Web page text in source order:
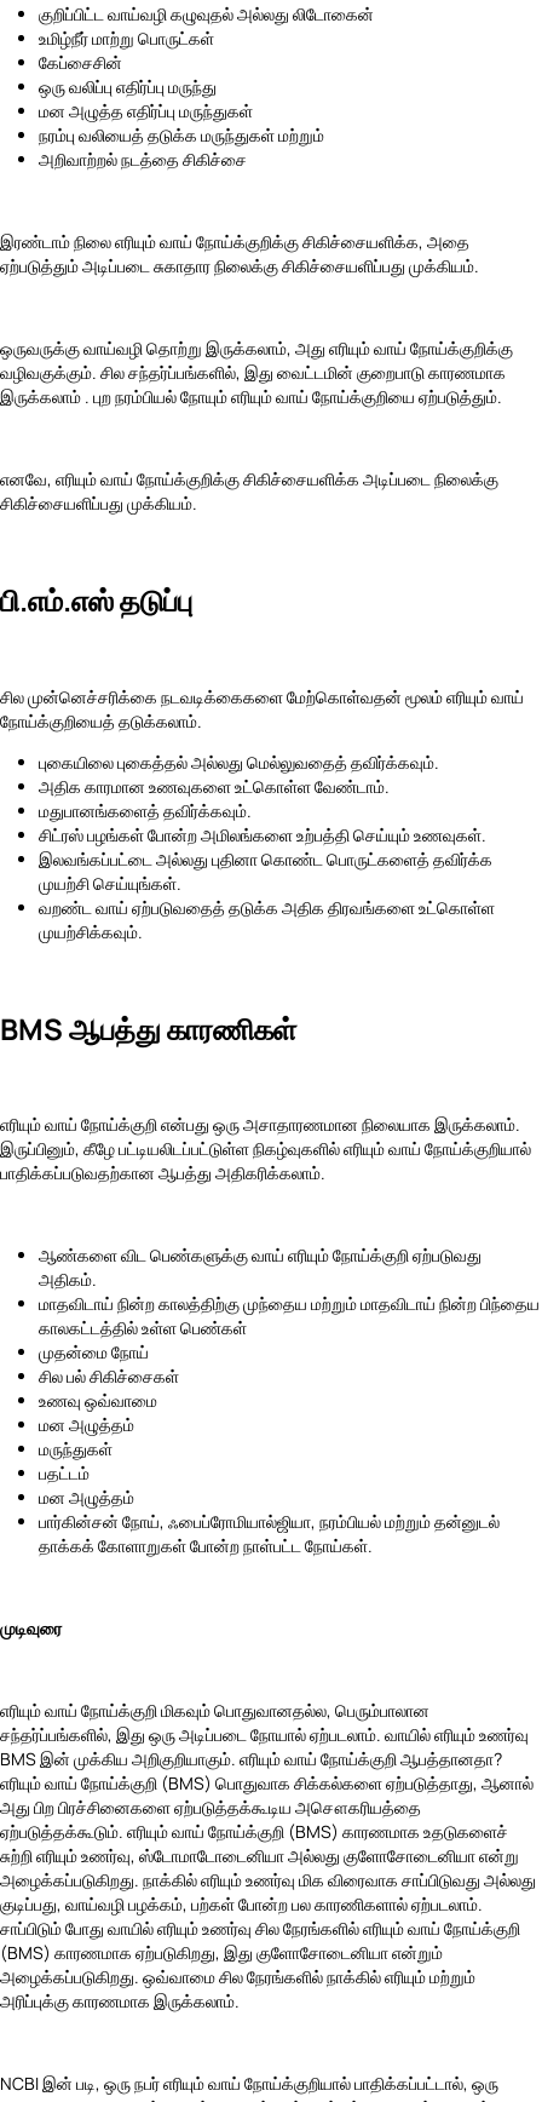
குறிப்பிட்ட வாய்வழி கழுவுதல் அல்லது லிடோகைன்
உமிழ்நீர் மாற்று பொருட்கள்
கேப்சைசின்
ஒரு வலிப்பு எதிர்ப்பு மருந்து
மன அழுத்த எதிர்ப்பு மருந்துகள்
நரம்பு வலியைத் தடுக்க மருந்துகள் மற்றும்
அறிவாற்றல் நடத்தை சிகிச்சை
இரண்டாம் நிலை எரியும் வாய் நோய்க்குறிக்கு சிகிச்சையளிக்க, அதை
ஏற்படுத்தும் அடிப்படை சுகாதார நிலைக்கு சிகிச்சையளிப்பது முக்கியம்.
ஒருவருக்கு வாய்வழி தொற்று இருக்கலாம், அது எரியும் வாய் நோய்க்குறிக்கு
வழிவகுக்கும். சில சந்தர்ப்பங்களில், இது வைட்டமின் குறைபாடுகாரணமாக
இருக்கலாம் . புற நரம்பியல் நோயும் எரியும் வாய் நோய்க்குறியை ஏற்படுத்தும்.
எனவே, எரியும் வாய் நோய்க்குறிக்கு சிகிச்சையளிக்க அடிப்படை நிலைக்கு
சிகிச்சையளிப்பது முக்கியம்.
பி.எம்.எஸ் தடுப்பு
சில முன்னெச்சரிக்கை நடவடிக்கைகளை மேற்கொள்வதன் மூலம் எரியும் வாய்
நோய்க்குறியைத் தடுக்கலாம்.
புகையிலை புகைத்தல் அல்லது மெல்லுவதைத் தவிர்க்கவும்.
அதிக காரமான உணவுகளை உட்கொள்ள வேண்டாம்.
மதுபானங்களைத் தவிர்க்கவும்.
சிட்ரஸ் பழங்கள் போன்ற அமிலங்களை உற்பத்தி செய்யும் உணவுகள்.
இலவங்கப்பட்டை அல்லது புதினா கொண்ட பொருட்களைத் தவிர்க்க
முயற்சி செய்யுங்கள்.
வறண்ட வாய் ஏற்படுவதைத் தடுக்க அதிக திரவங்களை உட்கொள்ள
முயற்சிக்கவும்.
BMS ஆபத்து காரணிகள்
எரியும் வாய் நோய்க்குறி என்பது ஒரு அசாதாரணமான நிலையாக இருக்கலாம்.
இருப்பினும், கீழே பட்டியலிடப்பட்டுள்ள நிகழ்வுகளில் எரியும் வாய் நோய்க்குறியால்
பாதிக்கப்படுவதற்கான ஆபத்து அதிகரிக்கலாம்.
ஆண்களை விட பெண்களுக்கு வாய் எரியும் நோய்க்குறி ஏற்படுவது
அதிகம்.
மாதவிடாய் நின்ற காலத்திற்கு முந்தைய மற்றும் மாதவிடாய் நின்ற பிந்தைய
காலகட்டத்தில் உள்ள பெண்கள்
முதன்மை நோய்
சில பல் சிகிச்சைகள்
உணவு ஒவ்வாமை
மன அழுத்தம்
மருந்துகள்
பதட்டம்
மன அழுத்தம்
பார்கின்சன் நோய், ஃபைப்ரோமியால்ஜியா, நரம்பியல் மற்றும் தன்னுடல்
தாக்கக் கோளாறுகள் போன்ற நாள்பட்ட நோய்கள்.
முடிவுரை
எரியும் வாய் நோய்க்குறி மிகவும் பொதுவானதல்ல, பெரும்பாலான
சந்தர்ப்பங்களில், இது ஒரு அடிப்படை நோயால் ஏற்படலாம். வாயில் எரியும் உணர்வு
BMS இன் முக்கிய அறிகுறியாகும். எரியும் வாய் நோய்க்குறி ஆபத்தானதா?
எரியும் வாய் நோய்க்குறி (BMS) பொதுவாக சிக்கல்களை ஏற்படுத்தாது, ஆனால்
அது பிற பிரச்சினைகளை ஏற்படுத்தக்கூடிய அசௌகரியத்தை
ஏற்படுத்தக்கூடும். எரியும் வாய் நோய்க்குறி (BMS) காரணமாக உதடுகளைச்
சுற்றி எரியும் உணர்வு, ஸ்டோமாடோடைனியா அல்லது குளோசோடைனியா என்று
அழைக்கப்படுகிறது. நாக்கில் எரியும் உணர்வு மிக விரைவாக சாப்பிடுவது அல்லது
குடிப்பது, வாய்வழி பழக்கம், பற்கள் போன்ற பல காரணிகளால் ஏற்படலாம்.
சாப்பிடும் போது வாயில் எரியும் உணர்வு சில நேரங்களில் எரியும் வாய் நோய்க்குறி
(BMS) காரணமாக ஏற்படுகிறது, இது குளோசோடைனியா என்றும்
அழைக்கப்படுகிறது. ஒவ்வாமை சில நேரங்களில் நாக்கில் எரியும் மற்றும்
அரிப்புக்கு காரணமாக இருக்கலாம்.
NCBI இன் படி, ஒரு நபர் எரியும் வாய் நோய்க்குறியால் பாதிக்கப்பட்டால், ஒரு